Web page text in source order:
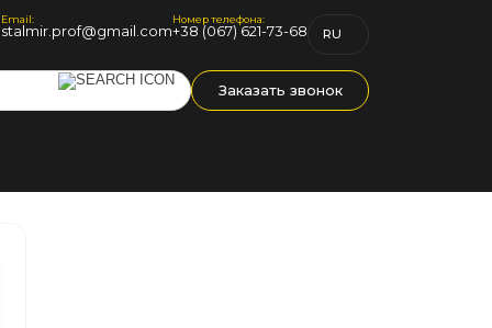
Email:
stalmir.prof@gmail.com
Номер телефона:
+38 (067) 621-73-68
RU
Заказать звонок